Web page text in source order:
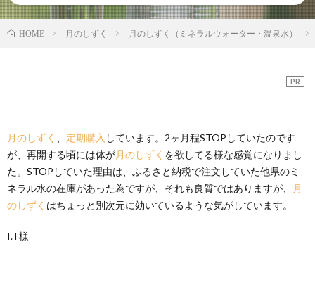
HOME 月のしずく 月のしずく（ミネラルウォーター・温泉水）
PR
月のしずく 定期購入 しています。2ヶ月程STOPしていたのです
が、再開する頃には体が月のしずく を欲してる様な感覚になりまし
た。STOPしていた理由は、ふるさと納税で注文していた他県のミ
ネラル水の在庫があった為ですが、それも良質ではありますが、
月
のしずく はちょっと別次元に効いているような気がしています。
I.T様